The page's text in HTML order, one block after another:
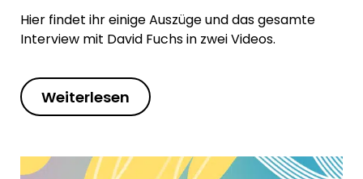
Hier findet ihr einige Auszüge und das gesamte
Interview mit David Fuchs in zwei Videos.
Weiterlesen